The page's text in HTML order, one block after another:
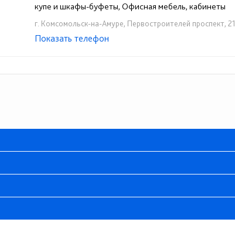
купе и шкафы-буфеты, Офисная мебель, кабинеты
г. Комсомольск-на-Амуре, Первостроителей проспект, 21
☎+7-962-297-51-07
Показать телефон